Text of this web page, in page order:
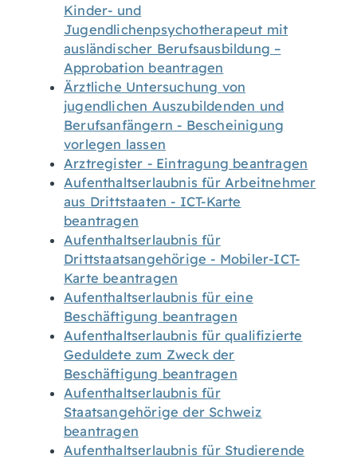
Kinder- und
Jugendlichenpsychotherapeut mit
ausländischer Berufsausbildung –
Approbation beantragen
Ärztliche Untersuchung von
jugendlichen Auszubildenden und
Berufsanfängern - Bescheinigung
vorlegen lassen
Arztregister - Eintragung beantragen
Aufenthaltserlaubnis für Arbeitnehmer
aus Drittstaaten - ICT-Karte
beantragen
Aufenthaltserlaubnis für
Drittstaatsangehörige - Mobiler-ICT-
Karte beantragen
Aufenthaltserlaubnis für eine
Beschäftigung beantragen
Aufenthaltserlaubnis für qualifizierte
Geduldete zum Zweck der
Beschäftigung beantragen
Aufenthaltserlaubnis für
Staatsangehörige der Schweiz
beantragen
Aufenthaltserlaubnis für Studierende